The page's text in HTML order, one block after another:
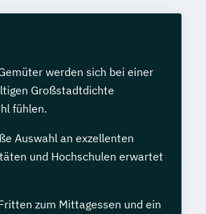
werden sich bei einer
Großstadtdichte
fühlen.
Auswahl an exzellenten
und Hochschulen erwartet
zum Mittagessen und ein